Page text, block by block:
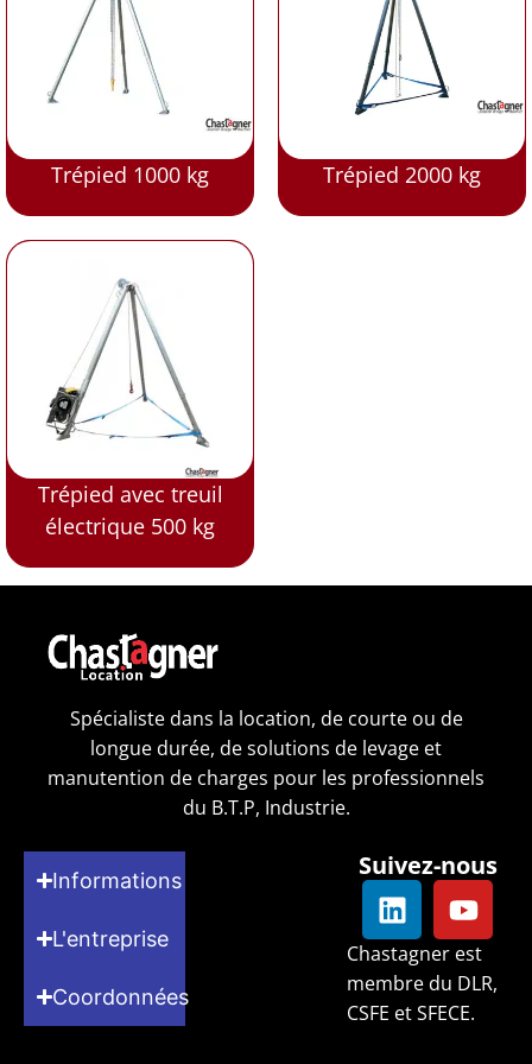
Trépied 1000 kg Trépied 2000 kg
Trépied avec treuil
électrique 500 kg
Spécialiste dans la location, de courte ou de
longue durée, de solutions de levage et
manutention de charges pour les professionnels
du B.T.P, Industrie.
Informations
L'entreprise
Coordonnées
Suivez-nous
Chastagner est
membre du DLR,
CSFE et SFECE.